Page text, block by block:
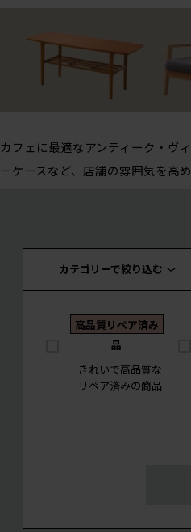
カフェに最適なアンティーク・ヴ
ーケースなど、店舗の雰囲気を高
カテゴリーで絞り込む
高品質リペア済み
品
きれいで高品質な
リペア済みの商品